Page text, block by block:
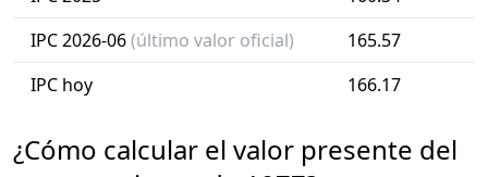
IPC 2026-06(último valor oficial)
165.57
IPC hoy
166.17
¿Cómo calcular el valor presente del